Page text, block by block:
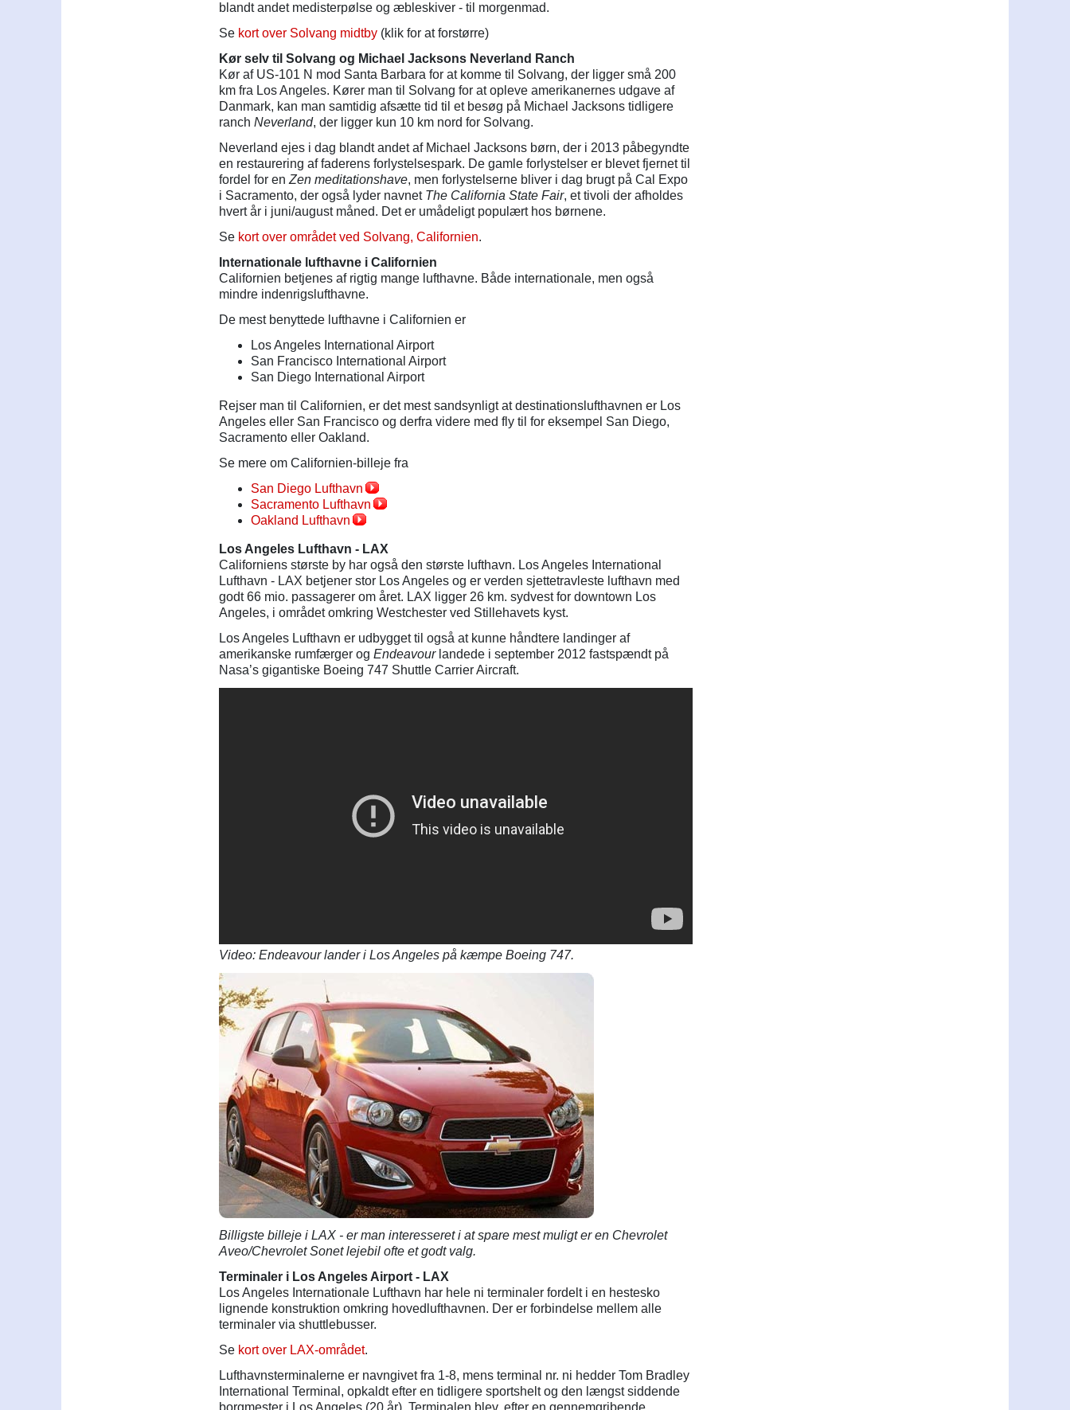
blandt andet medisterpølse og æbleskiver - til morgenmad.
Se kort over Solvang midtby (klik for at forstørre)
Kør selv til Solvang og Michael Jacksons Neverland Ranch
Kør af US-101 N mod Santa Barbara for at komme til Solvang, der ligger små 200
km fra Los Angeles. Kører man til Solvang for at opleve amerikanernes udgave af
Danmark, kan man samtidig afsætte tid til et besøg på Michael Jacksons tidligere
ranchNeverland, der ligger kun 10 km nord for Solvang.
Neverland ejes i dag blandt andet af Michael Jacksons børn, der i 2013 påbegyndte
en restaurering af faderens forlystelsespark. De gamle forlystelser er blevet fjernet til
fordel for enZen meditationshave, men forlystelserne bliver i dag brugt på Cal Expo
i Sacramento, der også lyder navnet The California State Fair, et tivoli der afholdes
hvert år i juni/august måned. Det er umådeligt populært hos børnene.
Se kort over området ved Solvang, Californien.
Internationale lufthavne i Californien
Californien betjenes af rigtig mange lufthavne. Både internationale, men også
mindre indenrigslufthavne.
De mest benyttede lufthavne i Californien er
Los Angeles International Airport
San Francisco International Airport
San Diego International Airport
Rejser man til Californien, er det mest sandsynligt at destinationslufthavnen er Los
Angeles eller San Francisco og derfra videre med fly til for eksempel San Diego,
Sacramento eller Oakland.
Se mere om Californien-billeje fra
San Diego Lufthavn
Sacramento Lufthavn
Oakland Lufthavn
Los Angeles Lufthavn - LAX
Californiens største by har også den største lufthavn. Los Angeles International
Lufthavn - LAX betjener stor Los Angeles og er verden sjettetravleste lufthavn med
godt 66 mio. passagerer om året. LAX ligger 26 km. sydvest for downtown Los
Angeles, i området omkring Westchester ved Stillehavets kyst.
Los Angeles Lufthavn er udbygget til også at kunne håndtere landinger af
amerikanske rumfærger ogEndeavourlandede i september 2012 fastspændt på
Nasa’s gigantiske Boeing 747 Shuttle Carrier Aircraft.
Video: Endeavour lander i Los Angeles på kæmpe Boeing 747.
Billigste billeje i LAX - er man interesseret i at spare mest muligt er en Chevrolet
Aveo/Chevrolet Sonet lejebil ofte et godt valg.
Terminaler i Los Angeles Airport - LAX
Los Angeles Internationale Lufthavn har hele ni terminaler fordelt i en hestesko
lignende konstruktion omkring hovedlufthavnen. Der er forbindelse mellem alle
terminaler via shuttlebusser.
Se kort over LAX-området.
Lufthavnsterminalerne er navngivet fra 1-8, mens terminal nr. ni hedder Tom Bradley
International Terminal, opkaldt efter en tidligere sportshelt og den længst siddende